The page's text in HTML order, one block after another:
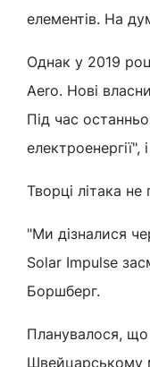
елементів. На
Однак у 2019
Aero. Нові
Під час
Творці літака
"Ми дізналися
Solar Impulse
Боршберг.
Планувалося, що
Швейцарському